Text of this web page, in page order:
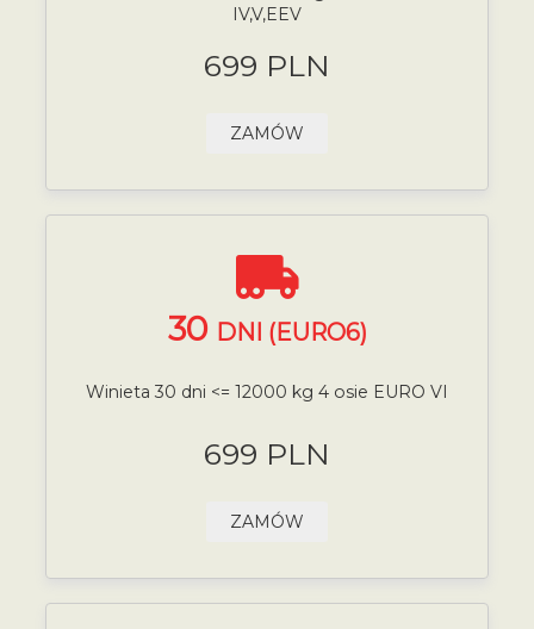
IV,V,EEV
699 PLN
ZAMÓW
30 DNI (EURO6)
Winieta 30 dni <= 12000 kg 4 osie EURO VI
699 PLN
ZAMÓW